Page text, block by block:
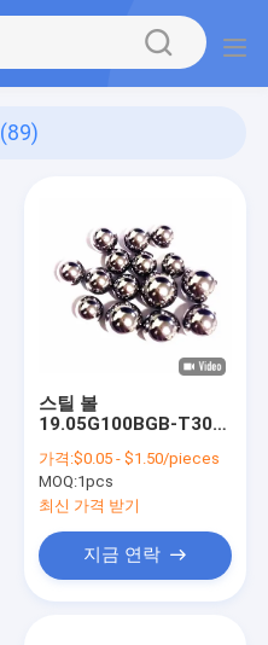
(89)
스틸 볼
19.05G100BGB-T308
CABS 중형 트럭 변속기
부품
가격:$0.05 - $1.50/pieces
MOQ:1pcs
최신 가격 받기
지금 연락